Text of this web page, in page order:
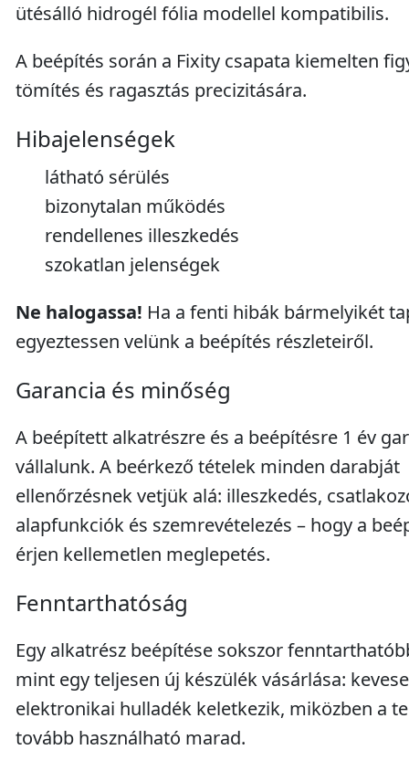
ütésálló hidrogél fólia modellel kompatibilis.
A beépítés során a Fixity csapata kiemelten
tömítés és ragasztás precizitására.
Hibajelenségek
látható sérülés
bizonytalan működés
rendellenes illeszkedés
szokatlan jelenségek
Ne halogassa! Ha a fenti hibák bármelyikét
egyeztessen velünk a beépítés részleteiről.
Garancia és minőség
A beépített alkatrészre és a beépítésre 1 év
vállalunk. A beérkező tételek minden darabját
ellenőrzésnek vetjük alá: illeszkedés,
alapfunkciók és szemrevételezés – hogy a
érjen kellemetlen meglepetés.
Fenntarthatóság
Egy alkatrész beépítése sokszor
mint egy teljesen új készülék vásárlása:
elektronikai hulladék keletkezik, miközben a
tovább használható marad.